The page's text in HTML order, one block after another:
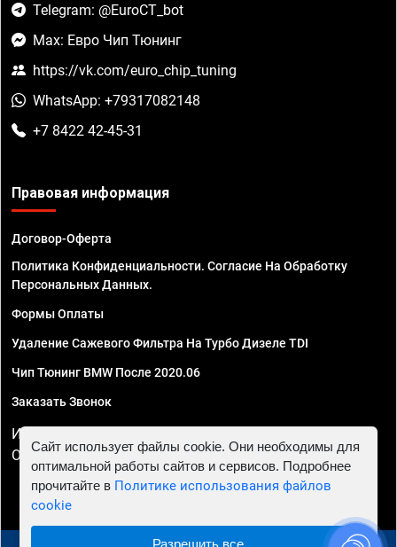
Telegram: @EuroCT_bot
Max: Евро Чип Тюнинг
https://vk.com/euro_chip_tuning
WhatsApp: +79317082148
+7 8422 42-45-31
Правовая информация
Договор-Оферта
Политика Конфиденциальности. Согласие На Обработку
Персональных Данных.
Формы Оплаты
Удаление Сажевого Фильтра На Турбо Дизеле TDI
Чип Тюнинг BMW После 2020.06
Заказать Звонок
ИП Смирнов Георгий Павлович. ИНН 781302555843,
ОГРНИП 324470400032610
Сайт использует файлы cookie. Они необходимы для
оптимальной работы сайтов и сервисов. Подробнее
прочитайте в Политике использования файлов
cookie
Разрешить все